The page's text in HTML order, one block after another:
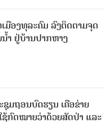
ມືອງທຸລະຄົມ ລົງຕິດຕາມຈຸດ
າ ຢູ່ບ້ານປາກຫາງ
ມຖອນບົດຮຽນ ເຄືອຂ່າຍ
ກົດໝາຍວ່າດ້ວຍສັດປ່າ ແລະ